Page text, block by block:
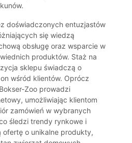
doświadczonych entuzjastów
się wiedzą
obsługę oraz wsparcie w
produktów. Staż na
sklepu świadczą o
wśród klientów. Oprócz
Zoo prowadzi
umożliwiając klientom
zamówień w wybranych
śledzi trendy rynkowe i
ofertę o unikalne produkty,